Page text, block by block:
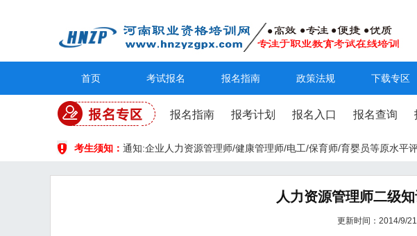
首页 考试报名 报名指南 政策法规 下载专区
报名指南 报考计划 报名入口 报名查询
考生须知： 通知:企业人力资源管理师/健康管理师/电工/保育师/育婴员等原水平
人力资源管理师二级知
更新时间：2014/9/21